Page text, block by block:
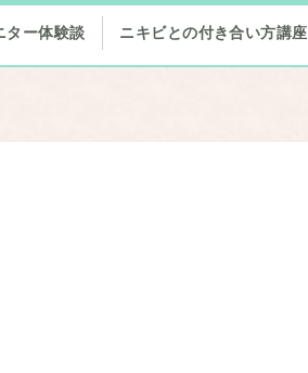
ター体験談 ニキビとの付き合い方講座